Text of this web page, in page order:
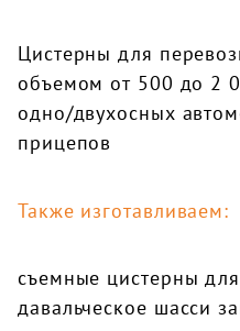
Цистерны для
объемом от 500 до 2
одно/двухосных
прицепов
Также изготавливаем:
съемные цистерны
давальческое шасси